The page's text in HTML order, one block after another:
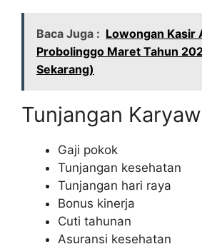
Baca Juga : Lowongan Kasir
Probolinggo Maret Tahun
Sekarang)
Tunjangan
Gaji pokok
Tunjangan kesehatan
Tunjangan hari raya
Bonus kinerja
Cuti tahunan
Asuransi kesehatan